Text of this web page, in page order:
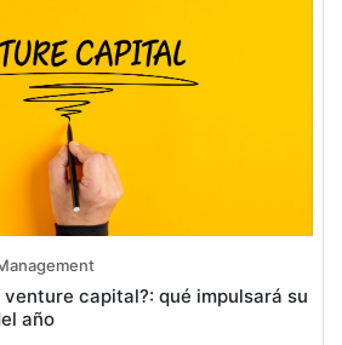
capital?: qué impulsará su
año